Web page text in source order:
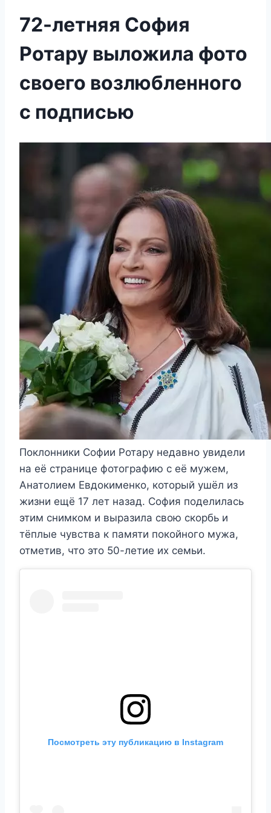
72-летняя София
Ротару выложила фото
своего возлюбленного
с подписью
Поклонники Софии Ротару недавно увидели
на её странице фотографию с её мужем,
Анатолием Евдокименко, который ушёл из
жизни ещё 17 лет назад. София поделилась
этим снимком и выразила свою скорбь и
тёплые чувства к памяти покойного мужа,
отметив, что это 50-летие их семьи.
Посмотреть эту публикацию в Instagram